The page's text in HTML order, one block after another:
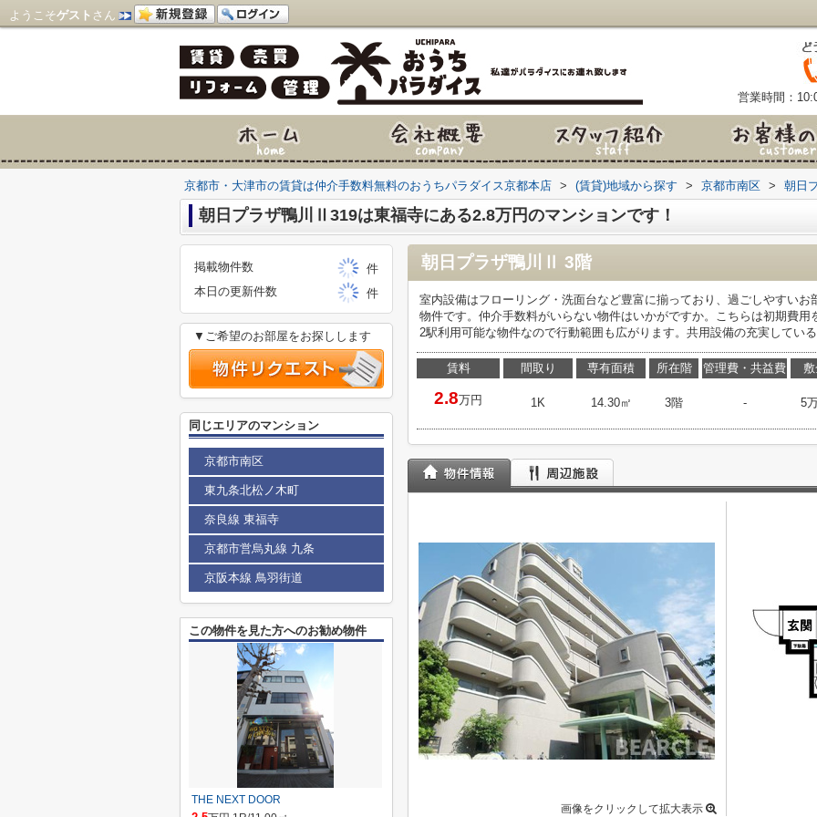
ようこそゲスト さん
営業時間：
京都市・大津市の賃貸は仲介手数料無料のおうちパラダイス京都本店 > (賃貸)地域から探す > 京都市南区 > 朝日
朝日プラザ鴨川Ⅱ319は東福寺にある2.8万円のマンションです！
朝日プラザ鴨川Ⅱ 3階
室内設備はフローリング・洗面台など豊富に揃っており、過ごしやすい
物件です。仲介手数料がいらない物件はいかがですか。こちらは初期費
2駅利用可能な物件なので行動範囲も広がります。共用設備の充実してい
賃料
2.8万円
間取り
1K
専有面積
14.30㎡
所在階
3階
管理費・共益費
- 5
画像をクリックして拡大表示
掲載物件数
件
本日の更新件数
件
▼ご希望のお部屋をお探しします
同じエリアのマンション
京都市南区
東九条北松ノ木町
奈良線 東福寺
京都市営烏丸線 九条
京阪本線 鳥羽街道
この物件を見た方へのお勧め物件
THE NEXT DOOR